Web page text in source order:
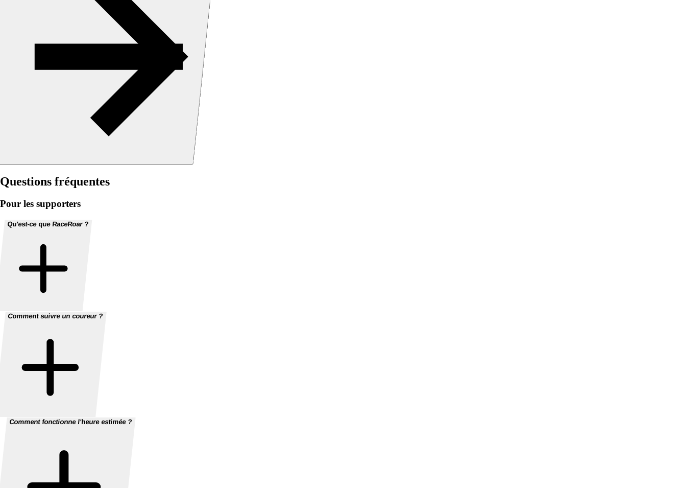
Questions fréquentes
Pour les supporters
Qu'est-ce que RaceRoar ?
Comment suivre un coureur ?
Comment fonctionne l'heure estimée ?